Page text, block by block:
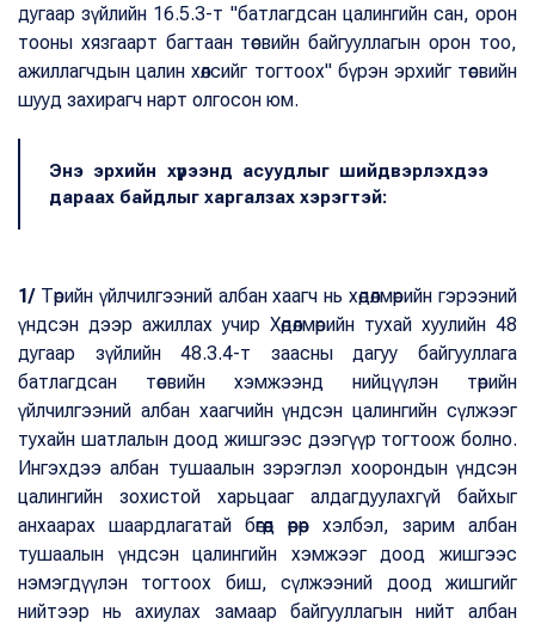
дугаар зүйлийн 16.5.3-т "батлагдсан цалингийн сан, орон
тооны хязгаарт багтаан төсвийн байгууллагын орон тоо,
ажиллагчдын цалин хөлсийг тогтоох" бүрэн эрхийг төсвийн
шууд захирагч нарт олгосон юм.
Энэ эрхийн хүрээнд асуудлыг шийдвэрлэхдээ
дараах байдлыг харгалзах хэрэгтэй:
1/Төрийн үйлчилгээний албан хаагч нь хөдөлмөрийн гэрээний
үндсэн дээр ажиллах учир Хөдөлмөрийн тухай хуулийн 48
дугаар зүйлийн 48.3.4-т заасны дагуу байгууллага
батлагдсан төсвийн хэмжээнд нийцүүлэн төрийн
үйлчилгээний албан хаагчийн үндсэн цалингийн сүлжээг
тухайн шатлалын доод жишгээс дээгүүр тогтоож болно.
Ингэхдээ албан тушаалын зэрэглэл хоорондын үндсэн
цалингийн зохистой харьцааг алдагдуулахгүй байхыг
анхаарах шаардлагатай бөгөөд өөрөөр хэлбэл, зарим албан
тушаалын үндсэн цалингийн хэмжээг доод жишгээс
нэмэгдүүлэн тогтоох биш, сүлжээний доод жишгийг
нийтээр нь ахиулах замаар байгууллагын нийт албан